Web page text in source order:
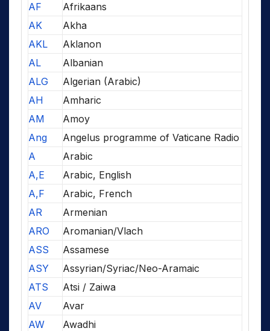
AF
Afrikaans
AK
Akha
AKL
Aklanon
AL
Albanian
ALG
Algerian (Arabic)
AH
Amharic
AM
Amoy
Ang
Angelus programme of Vaticane Radio
A
Arabic
A,E
Arabic, English
A,F
Arabic, French
AR
Armenian
ARO
Aromanian/Vlach
ASS
Assamese
ASY
Assyrian/Syriac/Neo-Aramaic
ATS
Atsi / Zaiwa
AV
Avar
AW
Awadhi